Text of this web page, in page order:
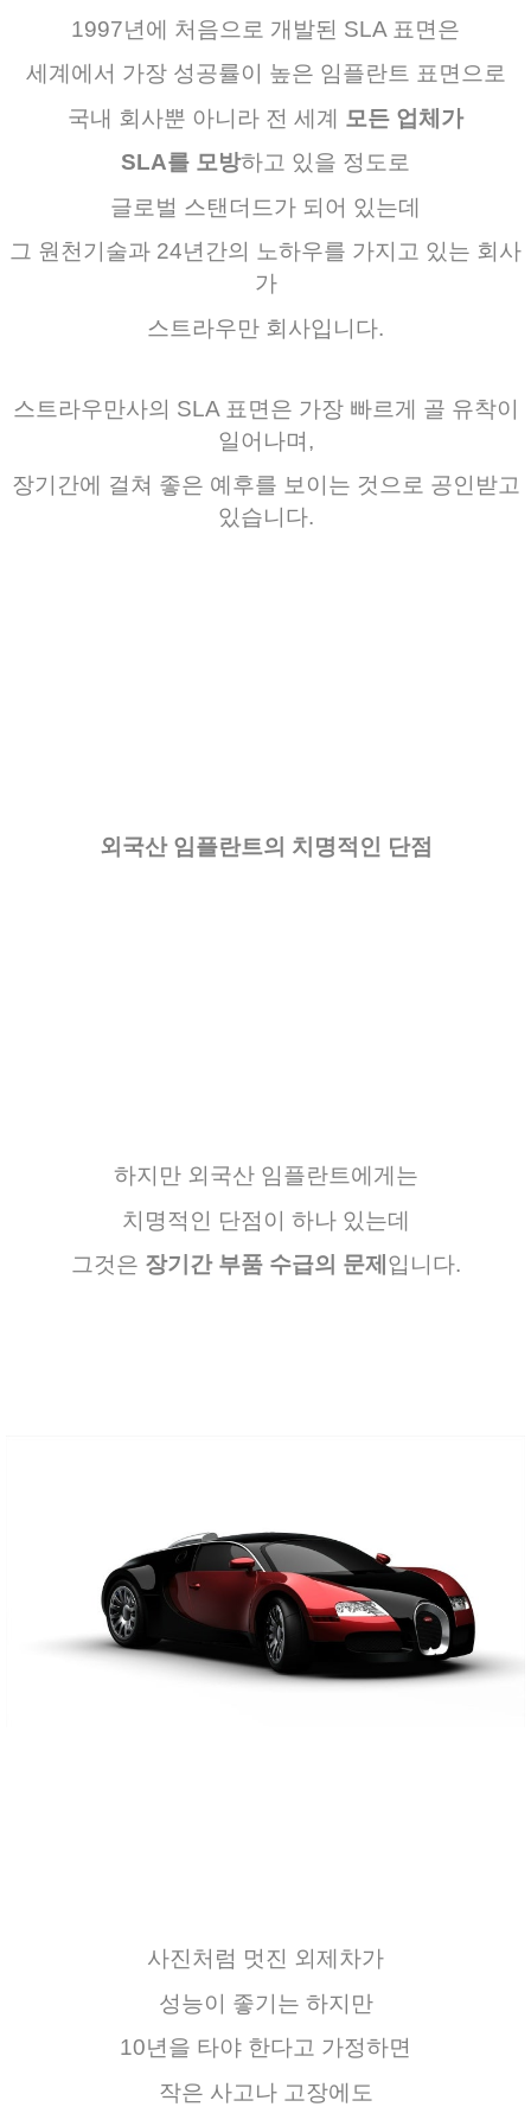
1997년에 처음으로 개발된 SLA 표면은
세계에서 가장 성공률이 높은 임플란트 표면으로
국내 회사뿐 아니라 전 세계 모든 업체가
SLA를 모방하고 있을 정도로
글로벌 스탠더드가 되어 있는데
그 원천기술과 24년간의 노하우를 가지고 있는 회사
가
스트라우만 회사입니다.
스트라우만사의 SLA 표면은 가장 빠르게
골 유착이
일어나며 ,
장기간에
걸쳐 좋은 예후를 보이는 것으로 공인받고
있습니다.
외국산 임플란트의 치명적인 단점
하지만 외국산 임플란트에게는
치명적인 단점이 하나 있는데
그것은 장기간 부품 수급의 문제 입니다.
사진처럼 멋진 외제차가
성능이 좋기는 하지만
10년을 타야 한다고 가정하면
작은 사고나 고장에도